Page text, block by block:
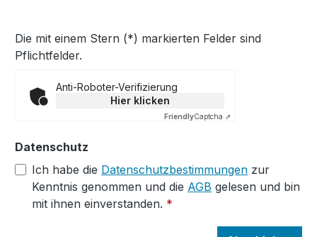
Die mit einem Stern (*) markierten Felder sind
Pflichtfelder.
Anti-Roboter-Verifizierung
Hier klicken
FriendlyCaptcha ⇗
Datenschutz
Ich habe die Datenschutzbestimmungen zur
Kenntnis genommen und die AGB gelesen und bin
mit ihnen einverstanden. *